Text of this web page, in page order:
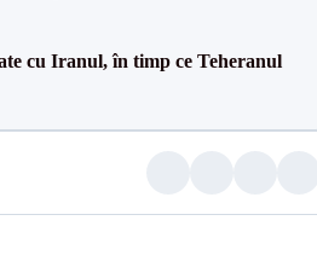
cu Iranul, în timp ce Teheranul